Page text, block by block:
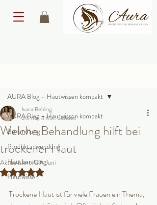
AURA Blog – Hautwissen kompakt
Behandlung
Produktanwendung
Hautberatung
Hautwissen
AURA Blog – Hautwissen kompakt
Welche Behandlung hilft bei
trockener Haut
Ivana Behling
24. Mai4 Min. Lesezeit
Aktualisiert:29. Juni
Mit NaN von 5 Sternen bewertet.
Trockene Haut ist für viele Frauen ein Thema,